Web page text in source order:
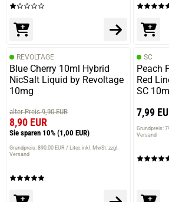
REVOLTAGE
Blue Cherry 10ml Hybrid
NicSalt Liquid by Revoltage
10mg
alter Preis 9,90 EUR
8,90 EUR
Sie sparen 10% (1,00 EUR)
Grundpreis: 890,00 EUR / Liter inkl. MwSt. zzgl.
Versand
SC
Peach
Red
SC
7,99
Grundpreis:
Versand